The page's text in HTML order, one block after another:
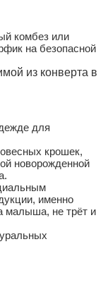
комбез или
на безопасной
из конверта в
для
крошек,
новорожденной
именно
малыша, не трёт и